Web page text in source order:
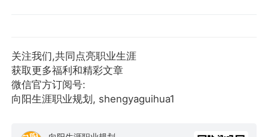
关注我们,共同点亮职业生涯
获取更多福利和精彩文章
微信官方订阅号:
向阳生涯职业规划, shengyaguihua1